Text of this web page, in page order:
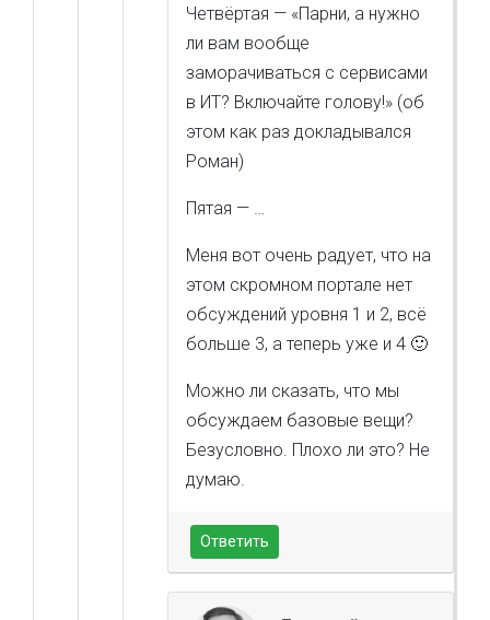
Четвёртая — «Парни, а нужно
ли вам вообще
заморачиваться с сервисами
в ИТ? Включайте голову!» (об
этом как раз докладывался
Роман)
Пятая — …
Меня вот очень радует, что на
этом скромном портале нет
обсуждений уровня 1 и 2, всё
больше 3, а теперь уже и 4 🙂
Можно ли сказать, что мы
обсуждаем базовые вещи?
Безусловно. Плохо ли это? Не
думаю.
Ответить